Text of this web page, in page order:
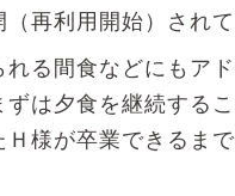
再利用開始）され
れる間食などにもア
ずは夕食を継続する
Ｈ様が卒業できるま